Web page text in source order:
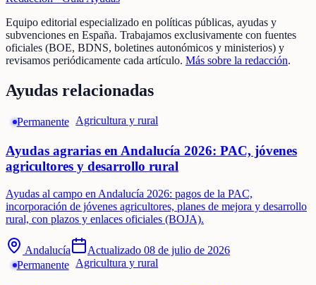
Equipo editorial especializado en políticas públicas, ayudas y
subvenciones en España. Trabajamos exclusivamente con fuentes
oficiales (BOE, BDNS, boletines autonómicos y ministerios) y
revisamos periódicamente cada artículo. Más sobre la redacción.
Ayudas relacionadas
Permanente Agricultura y rural
Ayudas agrarias en Andalucía 2026: PAC, jóvenes
agricultores y desarrollo rural
Ayudas al campo en Andalucía 2026: pagos de la PAC,
incorporación de jóvenes agricultores, planes de mejora y desarrollo
rural, con plazos y enlaces oficiales (BOJA).
Andalucía Actualizado 08 de julio de 2026
Permanente Agricultura y rural